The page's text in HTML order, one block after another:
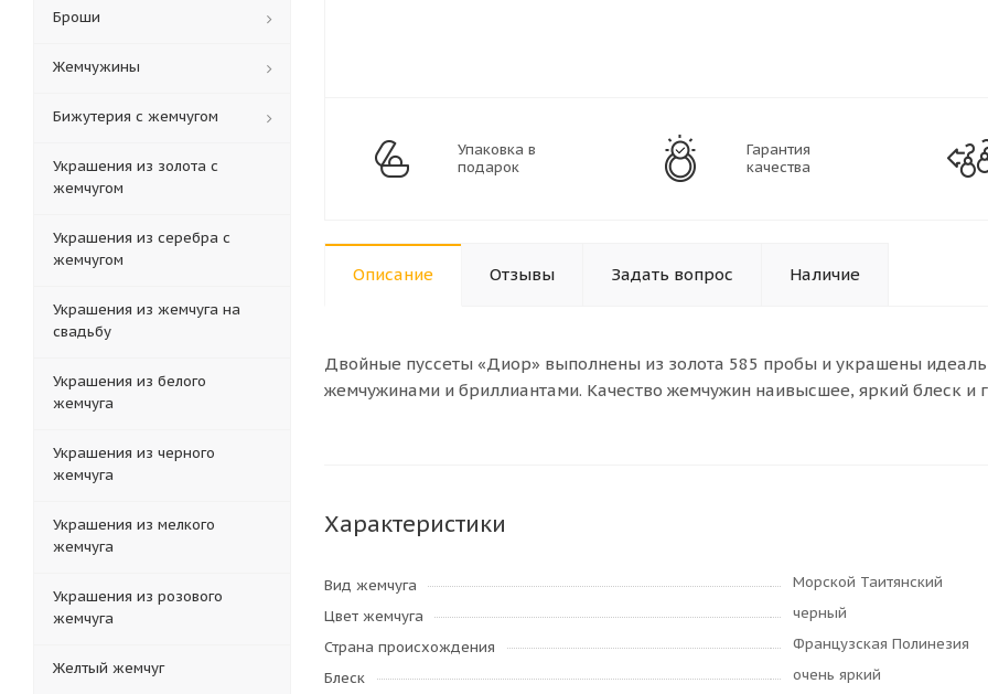
Упаковка в
подарок
Гарантия
качества
Описание Отзывы Задать вопрос Наличие
Двойные пуссеты «Диор» выполнены из золота 585 пробы и украшены
жемчужинами и бриллиантами. Качество жемчужин наивысшее, яркий блеск и
Характеристики
Вид жемчуга
Морской Таитянский
Цвет жемчуга
черный
Страна происхождения
Французская Полинезия
Блеск
очень яркий
Броши
Жемчужины
Бижутерия с жемчугом
Украшения из золота с
жемчугом
Украшения из серебра с
жемчугом
Украшения из жемчуга на
свадьбу
Украшения из белого
жемчуга
Украшения из черного
жемчуга
Украшения из мелкого
жемчуга
Украшения из розового
жемчуга
Желтый жемчуг